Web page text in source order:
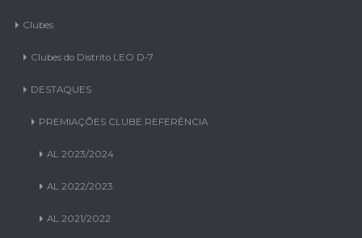
Clubes
Clubes do Distrito LEO D-7
DESTAQUES
PREMIAÇÕES CLUBE REFERÊNCIA
AL 2023/2024
AL 2022/2023
AL 2021/2022